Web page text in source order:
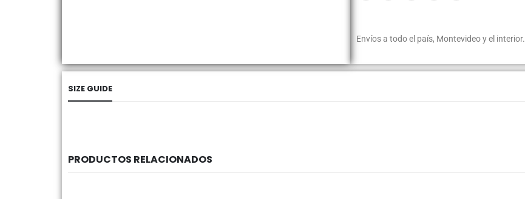
Envíos a todo el país, Montevideo y el interior.
SIZE GUIDE
PRODUCTOS RELACIONADOS